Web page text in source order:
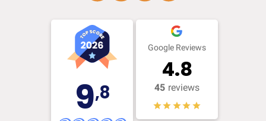
9,8
Google Reviews
4.8
45 reviews